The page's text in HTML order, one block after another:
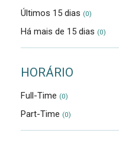
Últimos 15 dias (0)
Há mais de 15 dias (0)
HORÁRIO
Full-Time (0)
Part-Time (0)